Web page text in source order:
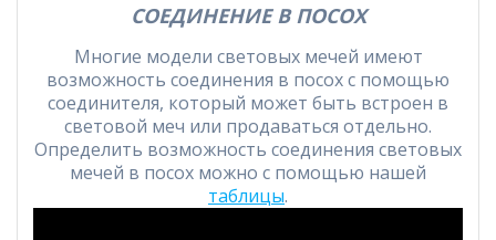
СОЕДИНЕНИЕ В ПОСОХ
Многие модели световых мечей имеют
возможность соединения в посох с помощью
соединителя, который может быть встроен в
световой меч или продаваться отдельно.
Определить возможность соединения световых
мечей в посох можно с помощью нашей
таблицы.